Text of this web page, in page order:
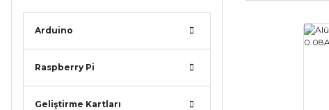
Arduino
Raspberry Pi
Geliştirme Kartları